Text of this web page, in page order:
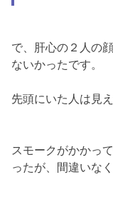
で、肝心の２人の
ないかったです。
先頭にいた人は見
スモークがかかっ
ったが、間違いな